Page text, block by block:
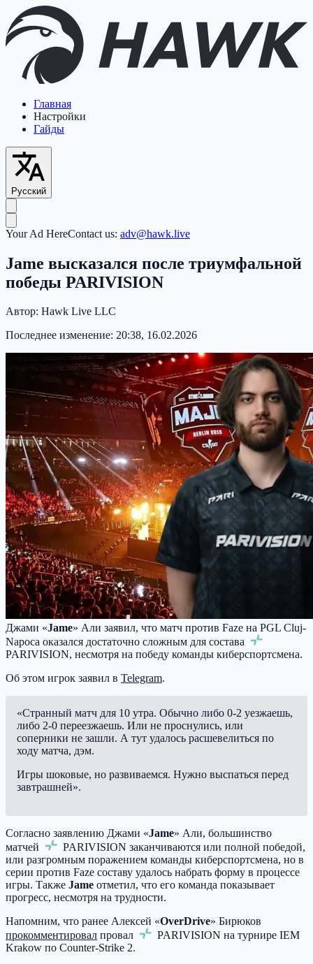
Главная
Настройки
Гайды
Русский
Your Ad HereContact us: adv@hawk.live
Jame высказался после триумфальной
победы PARIVISION
Автор: Hawk Live LLC
Последнее изменение: 20:38, 16.02.2026
Джами «Jame» Али заявил, что матч против Faze на PGL Cluj-
Napoca оказался достаточно сложным для состава
PARIVISION, несмотря на победу команды киберспортсмена.
Об этом игрок заявил в Telegram.
«Странный матч для 10 утра. Обычно либо 0-2 уезжаешь,
либо 2-0 переезжаешь. Или не проснулись, или
соперники не зашли. А тут удалось расшевелиться по
ходу матча, дэм.
Игры шоковые, но развиваемся. Нужно выспаться перед
завтрашней».
Согласно заявлению Джами «Jame» Али, большинство
матчей
PARIVISION заканчиваются или полной победой,
или разгромным поражением команды киберспортсмена, но в
серии против Faze составу удалось набрать форму в процессе
игры. Также Jame отметил, что его команда показывает
прогресс, несмотря на трудности.
Напомним, что ранее Алексей «OverDrive» Бирюков
прокомментировал провал PARIVISION на турнире IEM
Krakow по Counter-Strike 2.